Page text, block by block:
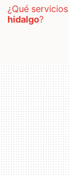
¿qué
hidalgo?